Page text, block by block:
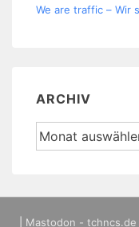
We are traffic – Wir
ARCHIV
Archiv
Mastodon - tchncs.de